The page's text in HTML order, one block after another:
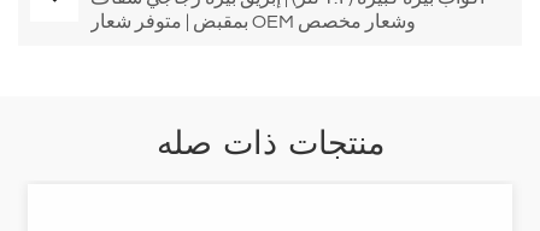
بمقبض | متوفر شعار OEM وشعار مخصص
منتجات ذات صله